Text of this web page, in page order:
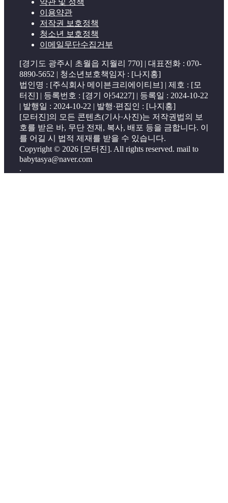
이용약관
저작권 보호정책
청소년 보호정책
이메일무단수집거부
[경기도 광주시 초월읍 지월리 770] | 대표전화 : 070-
8890-5652 | 청소년보호책임자 : [나지홍]
법인명 : [주식회사 메이븐크리에이티브] | 제호 : [모
터진] | 등록번호 : [경기 아54227] | 등록일 : 2024-10-22
| 발행일 : 2024-10-22 | 발행·편집인 : [나지홍]
[모터진]의 모든 콘텐츠(기사·사진)는 저작권법의 보
호를 받은 바, 무단 전재, 복사, 배포 등을 금합니다. 이
를 어길 시 법적 제재를 받을 수 있습니다.
Copyright © 2026 [모터진]. All rights reserved. mail to
babytasya@naver.com
.